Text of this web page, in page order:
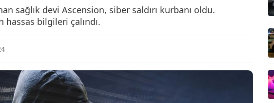
sağlık devi Ascension, siber saldırı kurbanı oldu.
hassas bilgileri çalındı.